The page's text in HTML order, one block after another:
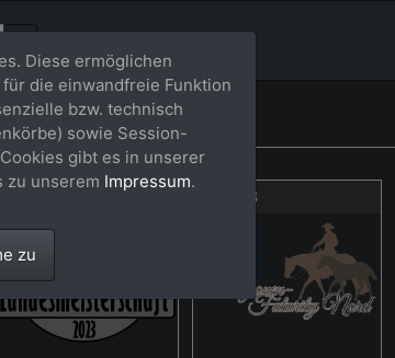
6330 5118
Diese ermöglichen
die einwandfreie Funktion
bzw. technisch
sowie Session-
gibt es in unserer
zu unserem Impressum.
zu